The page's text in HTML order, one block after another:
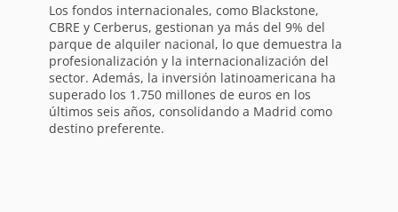
Los fondos internacionales, como Blackstone,
CBRE y Cerberus, gestionan ya más del 9% del
parque de alquiler nacional, lo que demuestra la
profesionalización y la internacionalización del
sector. Además, la inversión latinoamericana ha
superado los 1.750 millones de euros en los
últimos seis años, consolidando a Madrid como
destino preferente.